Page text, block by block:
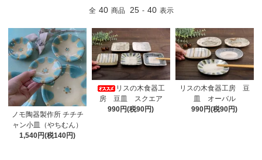
全 40 商品 25 - 40 表示
ノモ陶器製作所 チチチ
ャン小皿（やちむん）
1,540円(税140円)
リスの木食器工
房 豆皿 スクエア
990円(税90円)
リスの木食器工房 豆
皿 オーバル
990円(税90円)